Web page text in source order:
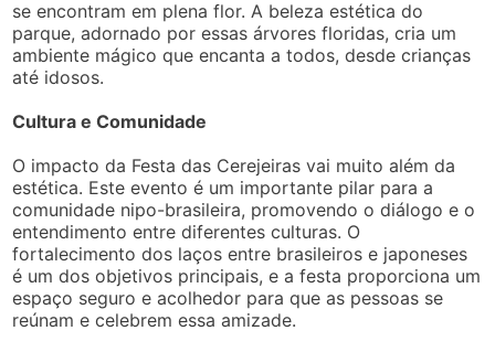
se encontram em plena flor. A beleza estética do
parque, adornado por essas árvores floridas, cria um
ambiente mágico que encanta a todos, desde crianças
até idosos.
Cultura e Comunidade
O impacto da Festa das Cerejeiras vai muito além da
estética. Este evento é um importante pilar para a
comunidade nipo-brasileira, promovendo o diálogo e o
entendimento entre diferentes culturas. O
fortalecimento dos laços entre brasileiros e japoneses
é um dos objetivos principais, e a festa proporciona um
espaço seguro e acolhedor para que as pessoas se
reúnam e celebrem essa amizade.